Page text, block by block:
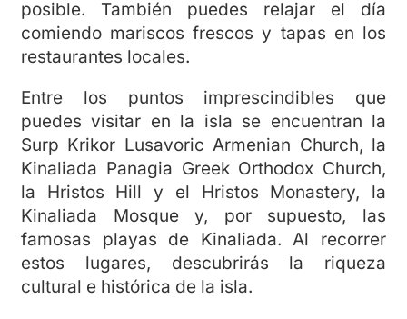
posible. También puedes relajar el día
comiendo mariscos frescos y tapas en los
restaurantes locales.
Entre los puntos imprescindibles que
puedes visitar en la isla se encuentran la
Surp Krikor Lusavoric Armenian Church, la
Kinaliada Panagia Greek Orthodox Church,
la Hristos Hill y el Hristos Monastery, la
Kinaliada Mosque y, por supuesto, las
famosas playas de Kinaliada. Al recorrer
estos lugares, descubrirás la riqueza
cultural e histórica de la isla.